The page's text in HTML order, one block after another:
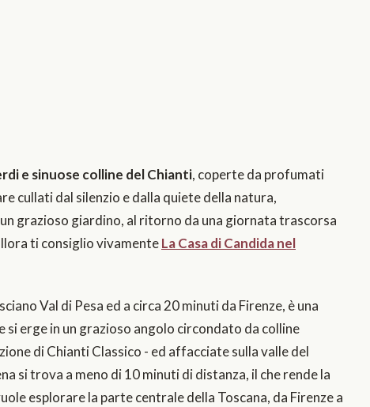
e sinuose colline del Chianti, coperte da profumati
cullati dal silenzio e dalla quiete della natura,
grazioso giardino, al ritorno da una giornata trascorsa
ti consiglio vivamenteLa Casa di Candida nel
Val di Pesa ed a circa 20 minuti da Firenze, è una
si erge in un grazioso angolo circondato da colline
di Chianti Classico - ed affacciate sulla valle del
si trova a meno di 10 minuti di distanza, il che rende la
esplorare la parte centrale della Toscana, da Firenze a